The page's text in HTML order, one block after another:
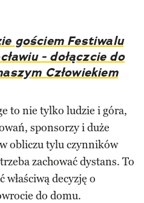
gościem Festiwalu
- dołączcie do
Człowiekiem
to nie tylko ludzie i góra,
sponsorzy i duże
obliczu tylu czynników
zachować dystans. To
właściwą decyzję o
do domu.